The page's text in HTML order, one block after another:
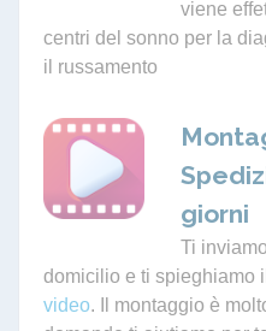
viene
centri del sonno per la
il russamento
giorni
Ti
domicilio e ti spieghiamo
video. Il montaggio è